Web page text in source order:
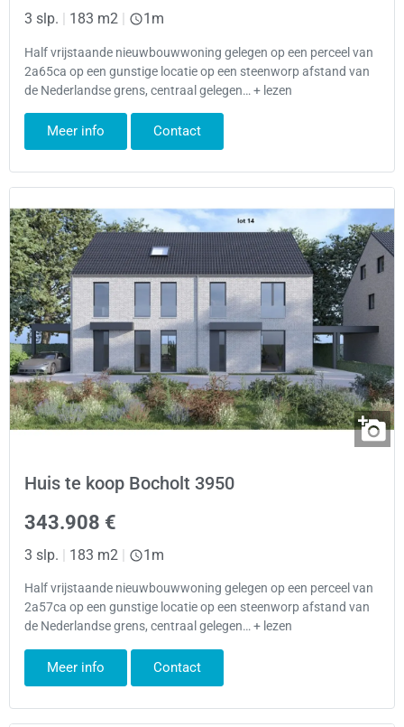
3 slp. 183 m2 1m
Half vrijstaande nieuwbouwwoning gelegen op een perceel van
2a65ca op een gunstige locatie op een steenworp afstand van
de Nederlandse grens, centraal gelegen… + lezen
Meer info Contact
Huis te koop Bocholt 3950
343.908 €
3 slp. | 183 m2 | 1m
Half vrijstaande nieuwbouwwoning gelegen op een perceel van
2a57ca op een gunstige locatie op een steenworp afstand van
de Nederlandse grens, centraal gelegen… + lezen
Meer info Contact